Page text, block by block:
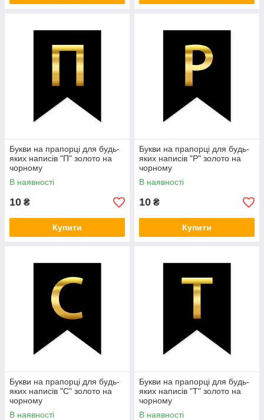
Букви на прапорці для будь-
яких написів "П" золото на
чорному
В наявності
10 ₴
Купити
Букви на прапорці для будь-
яких написів "Р" золото на
чорному
В наявності
10 ₴
Купити
Букви на прапорці для будь-
яких написів "С" золото на
чорному
В наявності
Букви на прапорці для будь-
яких написів "Т" золото на
чорному
В наявності